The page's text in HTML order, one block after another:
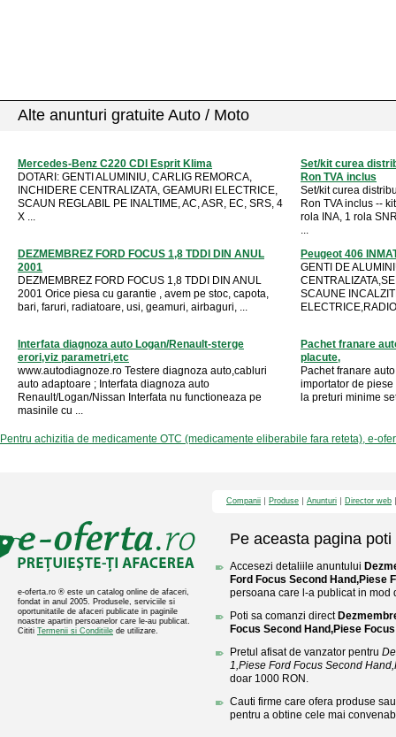
Alte anunturi gratuite Auto / Moto
Mercedes-Benz C220 CDI Esprit Klima
DOTARI: GENTI ALUMINIU, CARLIG REMORCA,
INCHIDERE CENTRALIZATA, GEAMURI ELECTRICE,
SCAUN REGLABIL PE INALTIME, AC, ASR, EC, SRS, 4
X ...
Set/kit curea
Ron TVA inclus
Set/kit curea
Ron TVA inclus --
rola INA, 1 rola
...
DEZMEMBREZ FORD FOCUS 1,8 TDDI DIN ANUL
2001
DEZMEMBREZ FORD FOCUS 1,8 TDDI DIN ANUL
2001 Orice piesa cu garantie , avem pe stoc, capota,
bari, faruri, radiatoare, usi, geamuri, airbaguri, ...
Peugeot 406
GENTI DE
SCAUNE
Interfata diagnoza auto Logan/Renault-sterge
erori,viz parametri,etc
www.autodiagnoze.ro Testere diagnoza auto,cabluri
auto adaptoare ; Interfata diagnoza auto
Renault/Logan/Nissan Interfata nu functioneaza pe
masinile cu ...
Pachet franare
placute,
Pachet franare
importator de
la preturi minime
Pentru achizitia de medicamente OTC (medicamente eliberabile fara reteta), e-
e-oferta.ro ® este un catalog online de afaceri,
fondat in anul 2005. Produsele, serviciile si
oportunitatile de afaceri publicate in paginile
noastre apartin persoanelor care le-au publicat.
Cititi Termenii si Conditiile de utilizare.
Companii Produse Anunturi Director web
Pe aceasta pagina poti
Accesezi detaliile anuntului
Ford Focus Second Hand,Piese
persoana care l-a publicat in mod
Poti sa comanzi direct
Focus Second Hand,Piese
Pretul afisat de vanzator pentru
1,Piese Ford Focus Second
doar 1000 RON.
Cauti firme care ofera produse
pentru a obtine cele mai